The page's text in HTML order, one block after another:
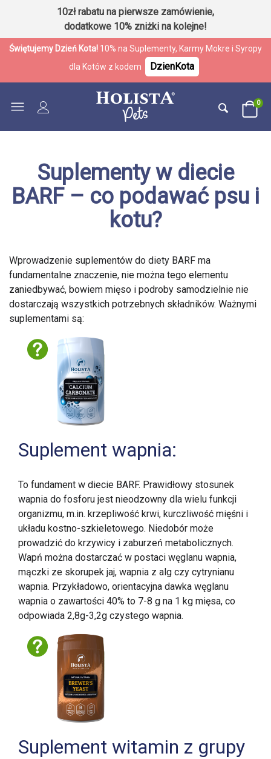
10zł rabatu na pierwsze zamówienie,
dodatkowe 10% zniżki na kolejne!
Świętujemy Dzień Kota! 10% na Suplementy, Karmy Mokre i Syropy
dla Kotów z kodem
DzienKota
0
Suplementy w diecie
BARF – co podawać psu i
kotu?
Wprowadzenie suplementów do diety BARF ma
fundamentalne znaczenie, nie można tego elementu
zaniedbywać, bowiem mięso i podroby samodzielnie nie
dostarczają wszystkich potrzebnych składników. Ważnymi
suplementami są:
Suplement wapnia:
To fundament w diecie BARF. Prawidłowy stosunek
wapnia do fosforu jest nieodzowny dla wielu funkcji
organizmu, m.in. krzepliwość krwi, kurczliwość mięśni i
układu kostno-szkieletowego. Niedobór może
prowadzić do krzywicy i zaburzeń metabolicznych.
Wapń można dostarczać w postaci węglanu wapnia,
mączki ze skorupek jaj, wapnia z alg czy cytrynianu
wapnia. Przykładowo, orientacyjna dawka węglanu
wapnia o zawartości 40% to 7-8 g na 1 kg mięsa, co
odpowiada 2,8g-3,2g czystego wapnia.
Suplement witamin z grupy